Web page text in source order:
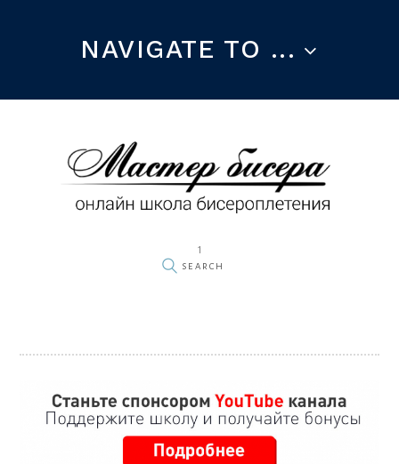
NAVIGATE TO ...
1
pin it